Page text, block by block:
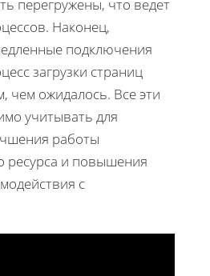
перегружены, что ведет
Наконец,
подключения
загрузки страниц
чем ожидалось. Все эти
учитывать для
работы
ресурса и повышения
с